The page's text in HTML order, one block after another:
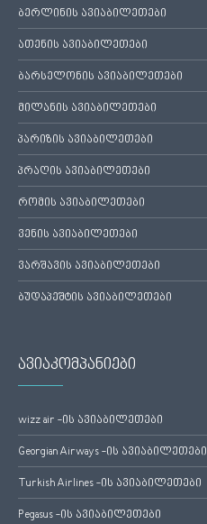
ბერლინის ავიაბილეთები
ათენის ავიაბილეთები
ბარსელონის ავიაბილეთები
მილანის ავიაბილეთები
პარიზის ავიაბილეთები
პრაღის ავიაბილეთები
რომის ავიაბილეთები
ვენის ავიაბილეთები
ვარშავის ავიაბილეთები
ბუდაპეშტის ავიაბილეთები
ავიაკომპანიები
wizz air -ის ავიაბილეთები
Georgian Airways -ის ავიაბილეთები
Turkish Airlines -ის ავიაბილეთები
Pegasus -ის ავიაბილეთები